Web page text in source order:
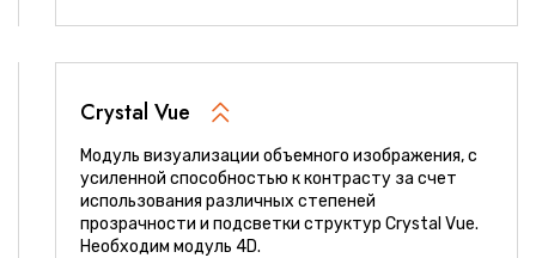
Crystal Vue
Модуль визуализации объемного изображения, с
усиленной способностью к контрасту за счет
использования различных степеней
прозрачности и подсветки структур Crystal Vue.
Необходим модуль 4D.